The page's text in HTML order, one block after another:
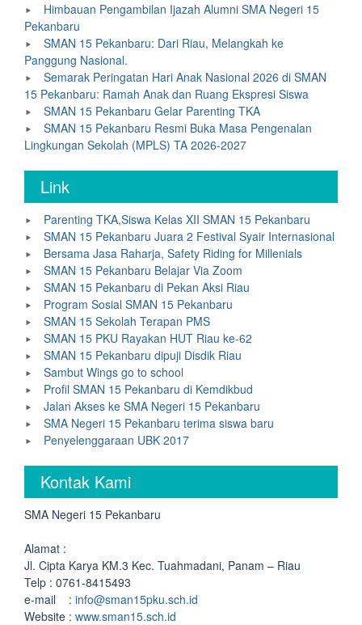
Himbauan Pengambilan Ijazah Alumni SMA Negeri 15
Pekanbaru
SMAN 15 Pekanbaru: Dari Riau, Melangkah ke
Panggung Nasional.
Semarak Peringatan Hari Anak Nasional 2026 di SMAN
15 Pekanbaru: Ramah Anak dan Ruang Ekspresi Siswa
SMAN 15 Pekanbaru Gelar Parenting TKA
SMAN 15 Pekanbaru Resmi Buka Masa Pengenalan
Lingkungan Sekolah (MPLS) TA 2026-2027
Link
Parenting TKA,Siswa Kelas XII SMAN 15 Pekanbaru
SMAN 15 Pekanbaru Juara 2 Festival Syair Internasional
Bersama Jasa Raharja, Safety Riding for Millenials
SMAN 15 Pekanbaru Belajar Via Zoom
SMAN 15 Pekanbaru di Pekan Aksi Riau
Program Sosial SMAN 15 Pekanbaru
SMAN 15 Sekolah Terapan PMS
SMAN 15 PKU Rayakan HUT Riau ke-62
SMAN 15 Pekanbaru dipuji Disdik Riau
Sambut Wings go to school
Profil SMAN 15 Pekanbaru di Kemdikbud
Jalan Akses ke SMA Negeri 15 Pekanbaru
SMA Negeri 15 Pekanbaru terima siswa baru
Penyelenggaraan UBK 2017
Kontak Kami
SMA Negeri 15 Pekanbaru
Alamat :
Jl. Cipta Karya KM.3 Kec. Tuahmadani, Panam – Riau
Telp : 0761-8415493
e-mail : info@sman15pku.sch.id
Website : www.sman15.sch.id